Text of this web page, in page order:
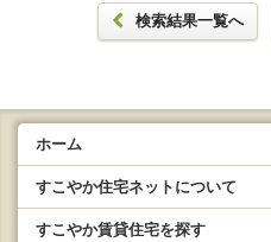
検索結果一覧へ
ホーム
すこやか住宅ネットについて
すこやか賃貸住宅を探す